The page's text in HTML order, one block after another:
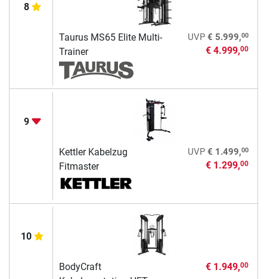
8
Taurus MS65 Elite Multi-
Trainer
UVP € 5.999,00
€ 4.999,00
9
Kettler Kabelzug
Fitmaster
UVP € 1.499,00
€ 1.299,00
10
BodyCraft
€ 1.949,00